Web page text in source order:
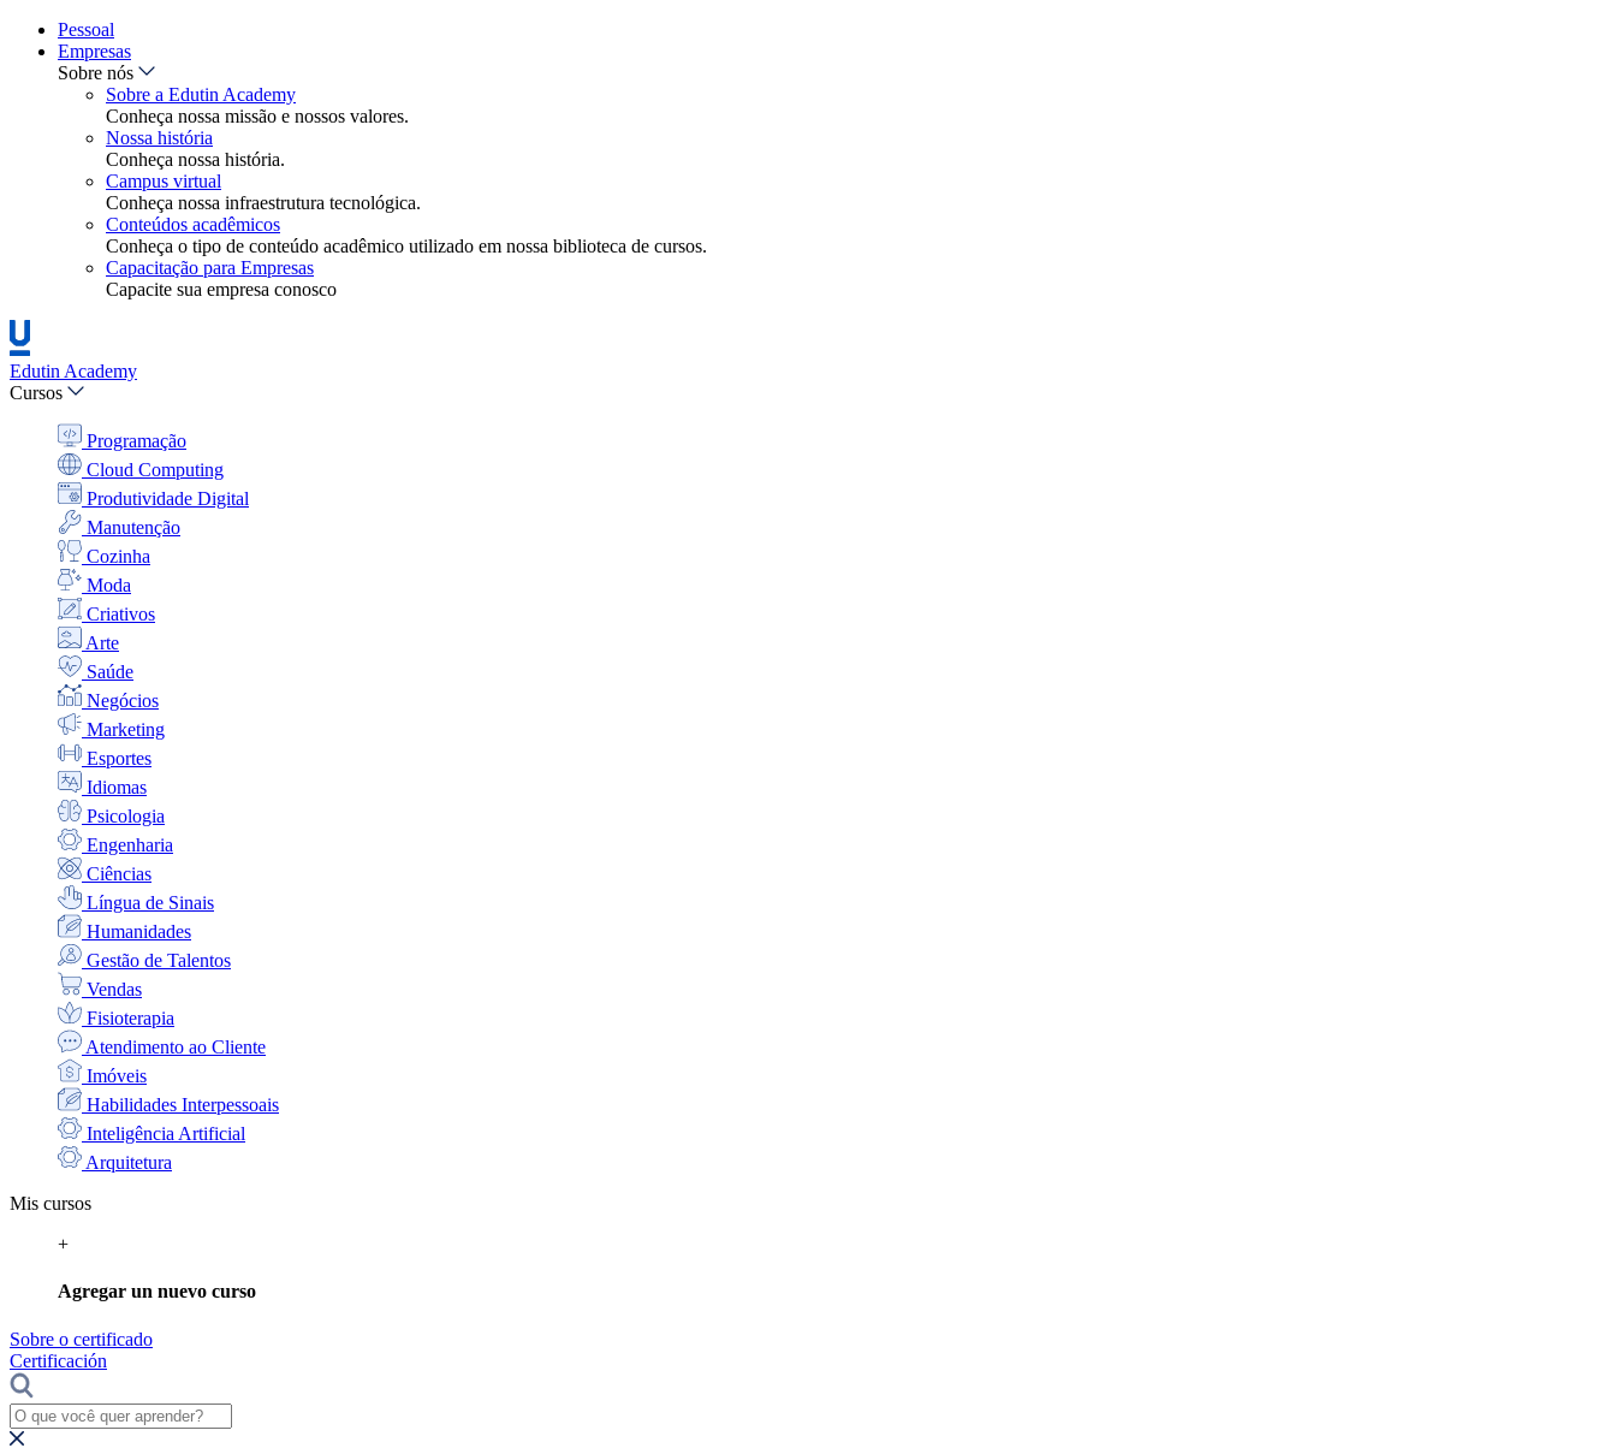
Pessoal
Empresas
Sobre nós
Sobre a Edutin Academy
Conheça nossa missão e nossos valores.
Nossa história
Conheça nossa história.
Campus virtual
Conheça nossa infraestrutura tecnológica.
Conteúdos acadêmicos
Conheça o tipo de conteúdo acadêmico utilizado em nossa biblioteca de cursos.
Capacitação para Empresas
Capacite sua empresa conosco
Edutin Academy
Cursos
Programação
Cloud Computing
Produtividade Digital
Manutenção
Cozinha
Moda
Criativos
Arte
Saúde
Negócios
Marketing
Esportes
Idiomas
Psicologia
Engenharia
Ciências
Língua de Sinais
Humanidades
Gestão de Talentos
Vendas
Fisioterapia
Atendimento ao Cliente
Imóveis
Habilidades Interpessoais
Inteligência Artificial
Arquitetura
Mis cursos
+
Agregar un nuevo curso
Sobre o certificado
Certificación